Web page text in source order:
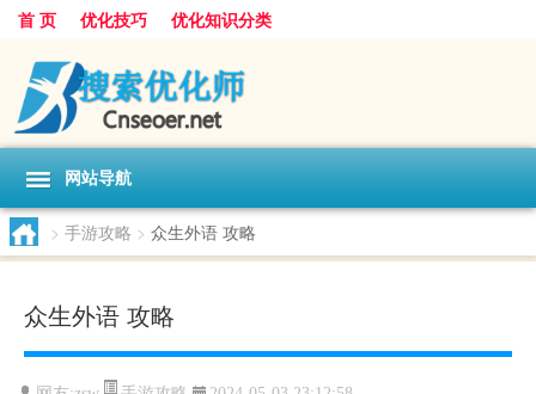
首 页 优化技巧 优化知识分类
网站导航
> 手游攻略 > 众生外语 攻略
众生外语 攻略